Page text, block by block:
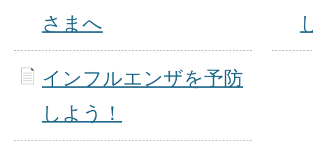
さまへ
インフルエンザを予防
しよう！